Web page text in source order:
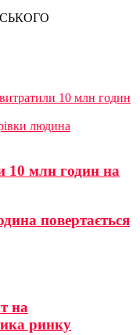
10 млн годин
людина
10 млн годин на
повертається
на
ринку